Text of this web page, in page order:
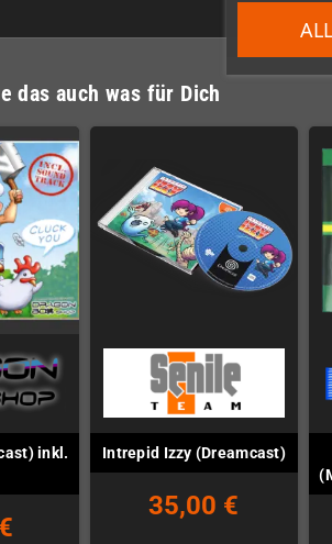
das auch was für Dich
inkl.
Intrepid Izzy (Dreamcast)
35,00 €